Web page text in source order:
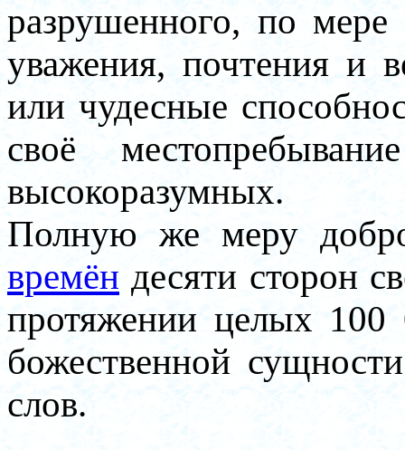
разрушенного, по
уважения, почтения и
или чудесные
своё
высокоразумных.
Полную же меру
времён десяти сторон
протяжении целых 100
божественной
слов.